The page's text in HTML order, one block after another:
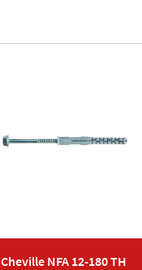
Cheville NFA 12-180 TH